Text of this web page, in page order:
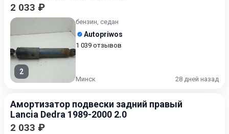
2 033 ₽
2
бензин, седан
Autopriwos
1 039 отзывов
Минск 28 дней назад
Амортизатор подвески задний правый
Lancia Dedra 1989-2000 2.0
2 033 ₽